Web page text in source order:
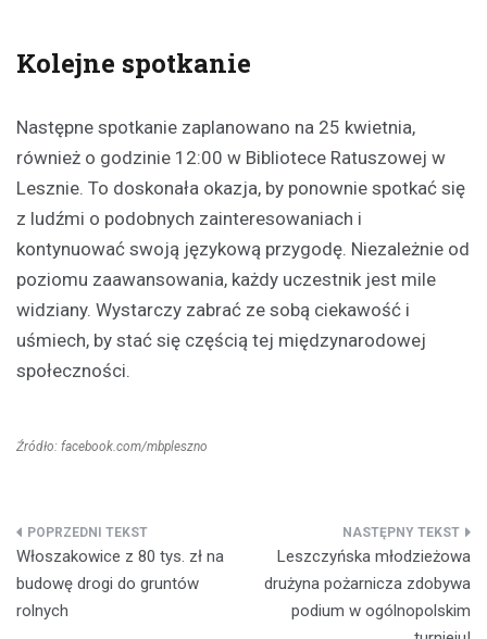
Kolejne spotkanie
Następne spotkanie zaplanowano na 25 kwietnia,
również o godzinie 12:00 w Bibliotece Ratuszowej w
Lesznie. To doskonała okazja, by ponownie spotkać się
z ludźmi o podobnych zainteresowaniach i
kontynuować swoją językową przygodę. Niezależnie od
poziomu zaawansowania, każdy uczestnik jest mile
widziany. Wystarczy zabrać ze sobą ciekawość i
uśmiech, by stać się częścią tej międzynarodowej
społeczności.
Źródło: facebook.com/mbpleszno
Nawigacja
wpisu
Włoszakowice z 80 tys. zł na
budowę drogi do gruntów
rolnych
Leszczyńska młodzieżowa
drużyna pożarnicza zdobywa
podium w ogólnopolskim